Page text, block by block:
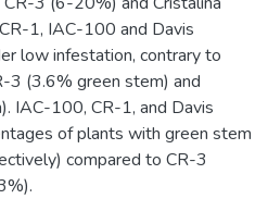
1, IAC-100 and Davis
low infestation, contrary to
3 (3.6% green stem) and
IAC-100, CR-1, and Davis
of plants with green stem
compared to CR-3